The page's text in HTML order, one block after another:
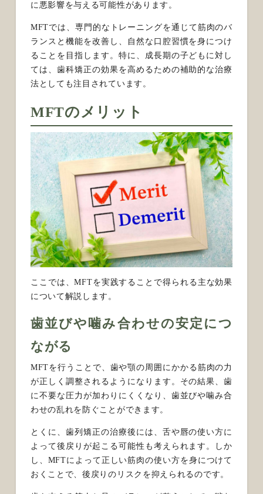
に悪影響を与える可能性があります。
MFTでは、専門的なトレーニングを通じて筋肉のバ
ランスと機能を改善し、自然な口腔習慣を身につけ
ることを目指します。特に、成長期の子どもに対し
ては、歯科矯正の効果を高めるための補助的な治療
法としても注目されています。
MFTのメリット
ここでは、MFTを実践することで得られる主な効果
について解説します。
歯並びや噛み合わせの安定につ
ながる
MFTを行うことで、歯や顎の周囲にかかる筋肉の力
が正しく調整されるようになります。その結果、歯
に不要な圧力が加わりにくくなり、歯並びや噛み合
わせの乱れを防ぐことができます。
とくに、歯列矯正の治療後には、舌や唇の使い方に
よって後戻りが起こる可能性も考えられます。しか
し、MFTによって正しい筋肉の使い方を身につけて
おくことで、後戻りのリスクを抑えられるのです。